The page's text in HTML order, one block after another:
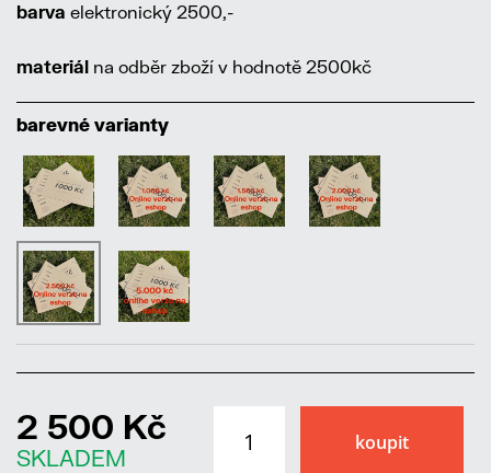
barva elektronický 2500,-
materiál na odběr zboží v hodnotě 2500kč
barevné varianty
2 500 Kč
SKLADEM